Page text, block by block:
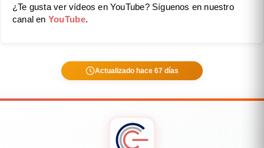
¿Te gusta ver vídeos en YouTube? Síguenos en nuestro
canal en YouTube.
Actualizado hace 67 días